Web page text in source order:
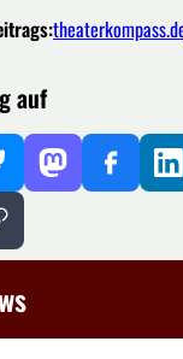
auf